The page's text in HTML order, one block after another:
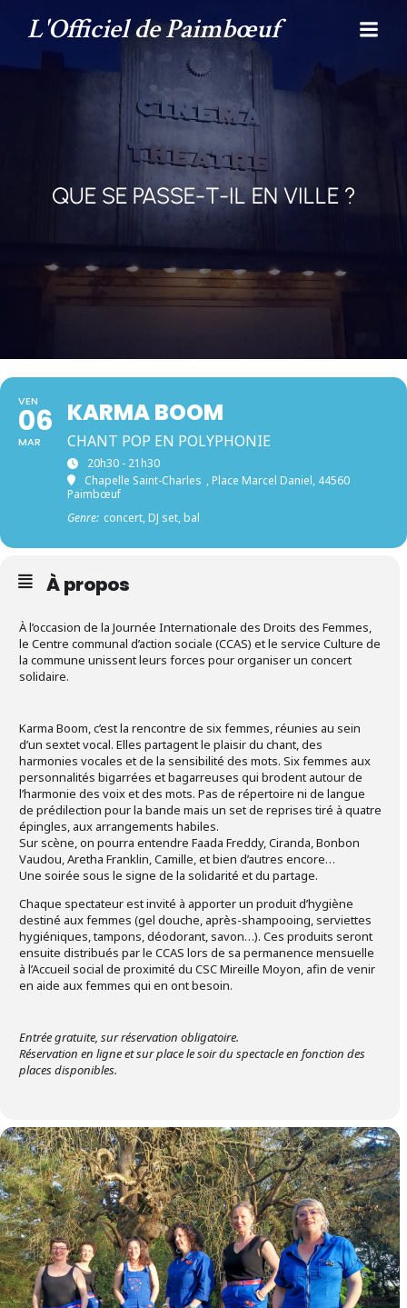
L'Officiel de Paimbœuf
QUE SE PASSE-T-IL EN VILLE ?
VEN
06
MAR
KARMA BOOM
CHANT POP EN POLYPHONIE
20h30 - 21h30
Chapelle Saint-Charles , Place Marcel Daniel, 44560
Paimbœuf
Genre: concert, DJ set, bal
À propos
À l’occasion de la Journée Internationale des Droits des Femmes,
le Centre communal d’action sociale (CCAS) et le service Culture de
la commune unissent leurs forces pour organiser un concert
solidaire.
Karma Boom, c’est la rencontre de six femmes, réunies au sein
d’un sextet vocal. Elles partagent le plaisir du chant, des
harmonies vocales et de la sensibilité des mots. Six femmes aux
personnalités bigarrées et bagarreuses qui brodent autour de
l’harmonie des voix et des mots. Pas de répertoire ni de langue
de prédilection pour la bande mais un set de reprises tiré à quatre
épingles, aux arrangements habiles.
Sur scène, on pourra entendre Faada Freddy, Ciranda, Bonbon
Vaudou, Aretha Franklin, Camille, et bien d’autres encore…
Une soirée sous le signe de la solidarité et du partage.
Chaque spectateur est invité à apporter un produit d’hygiène
destiné aux femmes (gel douche, après-shampooing, serviettes
hygiéniques, tampons, déodorant, savon…). Ces produits seront
ensuite distribués par le CCAS lors de sa permanence mensuelle
à l’Accueil social de proximité du CSC Mireille Moyon, afin de venir
en aide aux femmes qui en ont besoin.
Entrée gratuite, sur réservation obligatoire.
Réservation en ligne et sur place le soir du spectacle en fonction des
places disponibles.